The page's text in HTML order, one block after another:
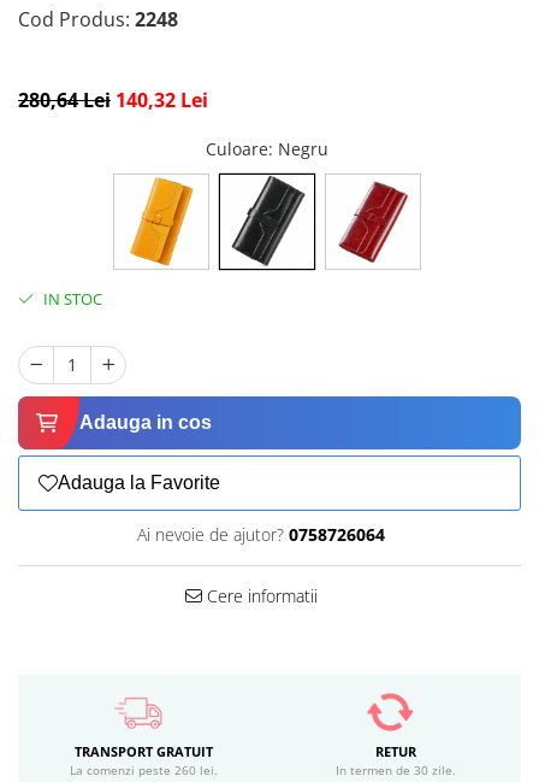
Cod Produs: 2248
280,64 Lei 140,32 Lei
Culoare: Negru
IN STOC
Adauga in cos
Adauga la Favorite
Ai nevoie de ajutor? 0758726064
Cere informatii
TRANSPORT GRATUIT
La comenzi peste 260 lei.
RETUR
In termen de 30 zile.